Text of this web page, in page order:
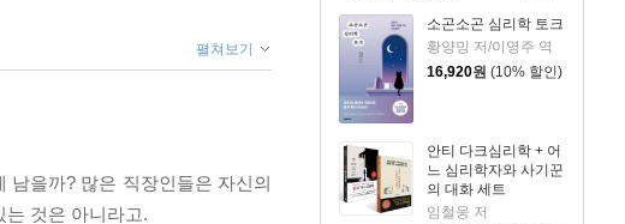
소곤소곤 심리학 토크
황양밍 저/이영주 역
16,920원 (10% 할인)
안티 다크심리학 + 어
느 심리학자와 사기꾼
의 대화 세트
임철웅 저
펼쳐보기
남을까? 많은 직장인들은 자신의
것은 아니라고.